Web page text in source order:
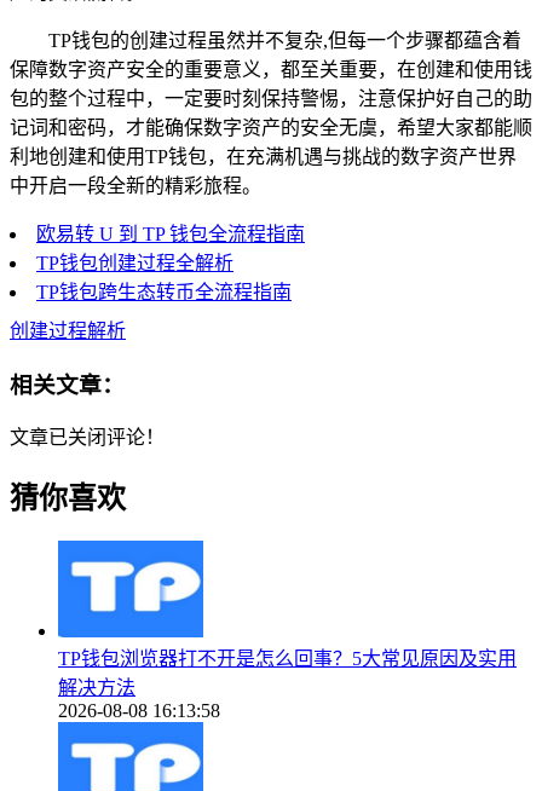
TP钱包的创建过程虽然并不复杂,但每一个步骤都蕴含着
保障数字资产安全的重要意义，都至关重要，在创建和使用钱
包的整个过程中，一定要时刻保持警惕，注意保护好自己的助
记词和密码，才能确保数字资产的安全无虞，希望大家都能顺
利地创建和使用TP钱包，在充满机遇与挑战的数字资产世界
中开启一段全新的精彩旅程。
欧易转 U 到 TP 钱包全流程指南
TP钱包创建过程全解析
TP钱包跨生态转币全流程指南
创建过程解析
相关文章：
文章已关闭评论！
猜你喜欢
TP钱包浏览器打不开是怎么回事？5大常见原因及实用
解决方法
2026-08-08 16:13:58